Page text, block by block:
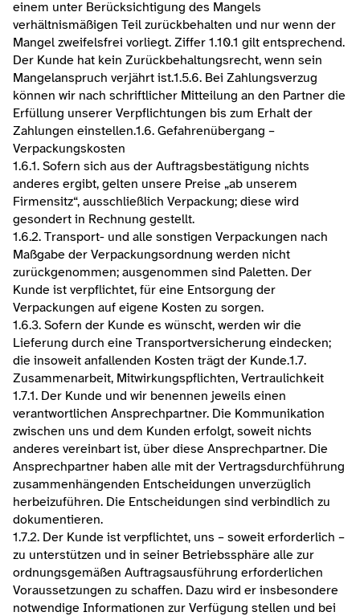
einem unter Berücksichtigung des Mangels
verhältnismäßigen Teil zurückbehalten und nur wenn der
Mangel zweifelsfrei vorliegt. Ziffer 1.10.1 gilt entsprechend.
Der Kunde hat kein Zurückbehaltungsrecht, wenn sein
Mangelanspruch verjährt ist.1.5.6. Bei Zahlungsverzug
können wir nach schriftlicher Mitteilung an den Partner die
Erfüllung unserer Verpflichtungen bis zum Erhalt der
Zahlungen einstellen.​1.6. Gefahrenübergang –
Verpackungskosten
1.6.1. Sofern sich aus der Auftragsbestätigung nichts
anderes ergibt, gelten unsere Preise „ab unserem
Firmensitz“, ausschließlich Verpackung; diese wird
gesondert in Rechnung gestellt.
1.6.2. Transport- und alle sonstigen Verpackungen nach
Maßgabe der Verpackungsordnung werden nicht
zurückgenommen; ausgenommen sind Paletten. Der
Kunde ist verpflichtet, für eine Entsorgung der
Verpackungen auf eigene Kosten zu sorgen.
1.6.3. Sofern der Kunde es wünscht, werden wir die
Lieferung durch eine Transportversicherung eindecken;
die insoweit anfallenden Kosten trägt der Kunde.​1.7.
Zusammenarbeit, Mitwirkungspflichten, Vertraulichkeit
1.7.1. Der Kunde und wir benennen jeweils einen
verantwortlichen Ansprechpartner. Die Kommunikation
zwischen uns und dem Kunden erfolgt, soweit nichts
anderes vereinbart ist, über diese Ansprechpartner. Die
Ansprechpartner haben alle mit der Vertragsdurchführung
zusammenhängenden Entscheidungen unverzüglich
herbeizuführen. Die Entscheidungen sind verbindlich zu
dokumentieren.
1.7.2. Der Kunde ist verpflichtet, uns – soweit erforderlich –
zu unterstützen und in seiner Betriebssphäre alle zur
ordnungsgemäßen Auftragsausführung erforderlichen
Voraussetzungen zu schaffen. Dazu wird er insbesondere
notwendige Informationen zur Verfügung stellen und bei